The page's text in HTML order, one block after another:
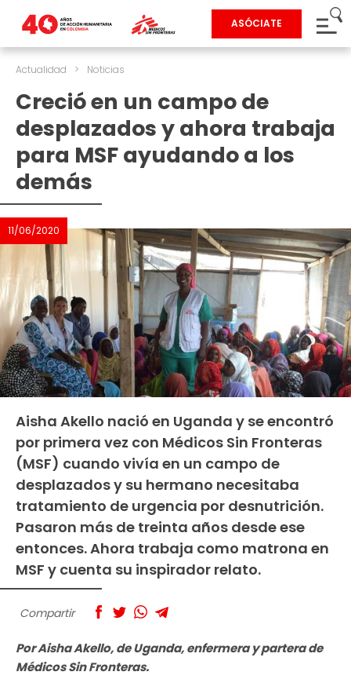
ASÓCIATE
Actualidad > Noticias
Creció en un campo de
desplazados y ahora trabaja
para MSF ayudando a los
demás
11/06/2020
Aisha Akello nació en Uganda y se encontró
por primera vez con Médicos Sin Fronteras
(MSF) cuando vivía en un campo de
desplazados y su hermano necesitaba
tratamiento de urgencia por desnutrición.
Pasaron más de treinta años desde ese
entonces. Ahora trabaja como matrona en
MSF y cuenta su inspirador relato.
Compartir
Por Aisha Akello, de Uganda, enfermera y partera de
Médicos Sin Fronteras.